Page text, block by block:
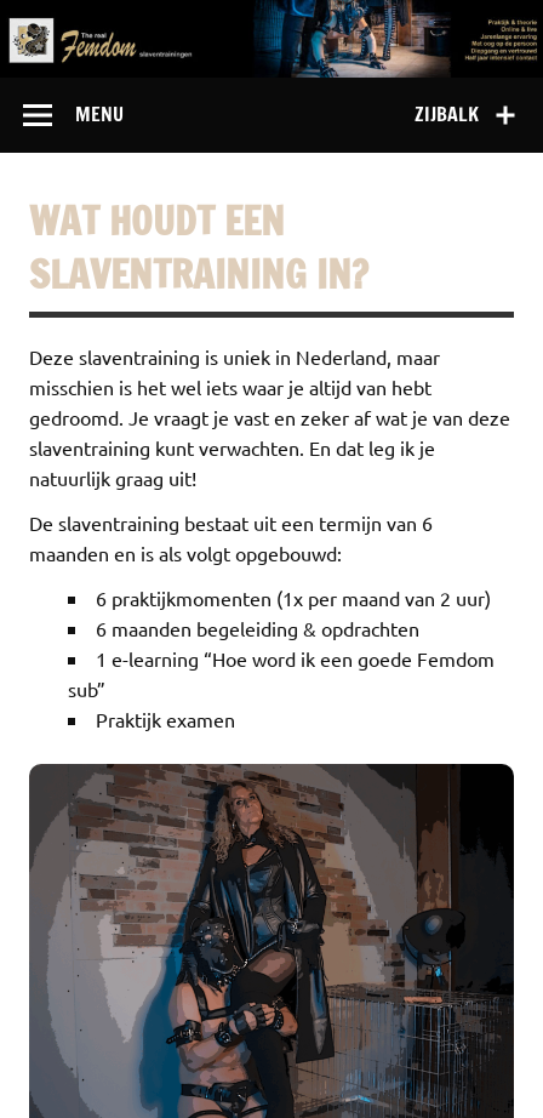
naar
inhoud
ZIJBALK
MENU
WAT HOUDT EEN
SLAVENTRAINING IN?
Deze slaventraining is uniek in Nederland, maar
misschien is het wel iets waar je altijd van hebt
gedroomd. Je vraagt je vast en zeker af wat je van deze
slaventraining kunt verwachten. En dat leg ik je
natuurlijk graag uit!
De slaventraining bestaat uit een termijn van 6
maanden en is als volgt opgebouwd:
6 praktijkmomenten (1x per maand van 2 uur)
6 maanden begeleiding & opdrachten
1 e-learning “Hoe word ik een goede Femdom
sub”
Praktijk examen